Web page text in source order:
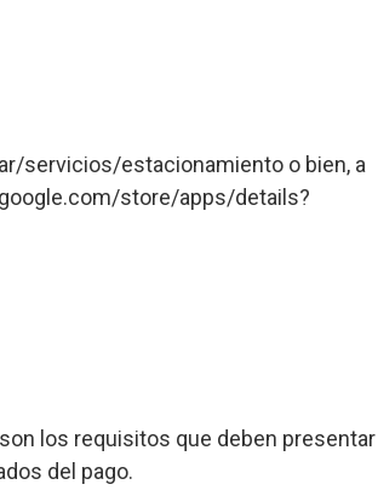
servicios/estacionamiento o bien, a
store/apps/details?
los requisitos que deben presentar
del pago.